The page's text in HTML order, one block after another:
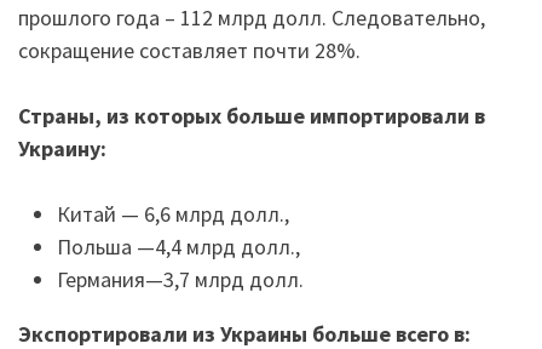
прошлого года – 112 млрд долл. Следовательно,
сокращение составляет почти 28%.
Страны, из которых больше импортировали в
Украину:
Китай — 6,6 млрд долл.,
Польша —4,4 млрд долл.,
Германия—3,7 млрд долл.
Экспортировали из Украины больше всего в: